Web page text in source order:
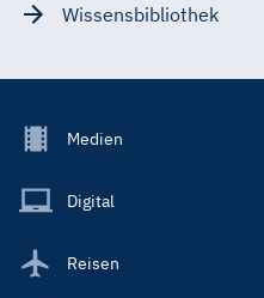
Wissensbibliothek
Footer
Main
Medien
Digital
Reisen